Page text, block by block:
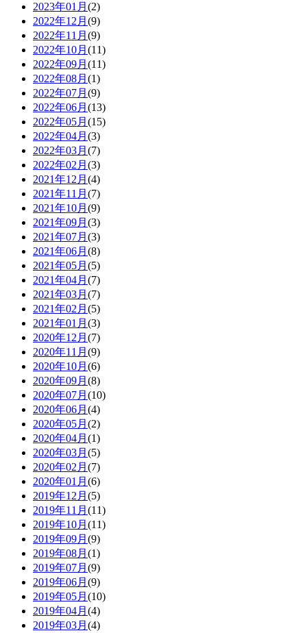
2023年01月 (2)
2022年12月 (9)
2022年11月 (9)
2022年10月 (11)
2022年09月 (11)
2022年08月 (1)
2022年07月 (9)
2022年06月 (13)
2022年05月 (15)
2022年04月 (3)
2022年03月 (7)
2022年02月 (3)
2021年12月 (4)
2021年11月 (7)
2021年10月 (9)
2021年09月 (3)
2021年07月 (3)
2021年06月 (8)
2021年05月 (5)
2021年04月 (7)
2021年03月 (7)
2021年02月 (5)
2021年01月 (3)
2020年12月 (7)
2020年11月 (9)
2020年10月 (6)
2020年09月 (8)
2020年07月 (10)
2020年06月 (4)
2020年05月 (2)
2020年04月 (1)
2020年03月 (5)
2020年02月 (7)
2020年01月 (6)
2019年12月 (5)
2019年11月 (11)
2019年10月 (11)
2019年09月 (9)
2019年08月 (1)
2019年07月 (9)
2019年06月 (9)
2019年05月 (10)
2019年04月 (4)
2019年03月 (4)